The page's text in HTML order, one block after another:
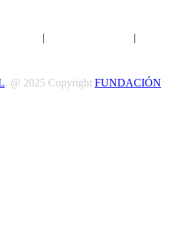
| |
. @ 2025 Copyright FUNDACIÓN